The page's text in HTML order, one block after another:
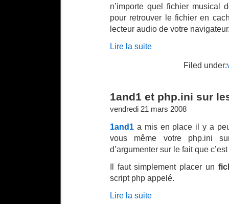
n’importe quel fichier musical
pour retrouver le fichier en
lecteur audio de votre
Lire la suite
Filed under:
1and1 et php.ini sur
vendredi 21 mars 2008
1and1 a mis en place il y a
vous même votre php.ini
d’argumenter sur le fait que
Il faut simplement placer un
script php appelé.
Lire la suite